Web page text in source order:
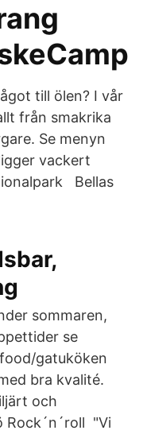
till ölen? I vår
från smakrika
Se menyn
vackert
Bellas
sommaren,
se
gatuköken
bra kvalité.
och
Rock´n´roll "Vi